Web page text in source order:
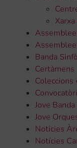
Banda
Certàmens
Coleccions
Jove
Jove
Noticies
Notícies